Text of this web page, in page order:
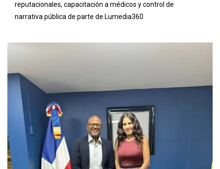
reputacionales, capacitación a médicos y control de
narrativa pública de parte de Lumedia360